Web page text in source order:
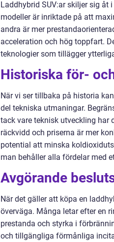
Laddhybrid SUV:ar skiljer sig åt
modeller är inriktade på att
andra är mer
acceleration och hög toppfart.
teknologier som tillägger
Historiska för-
När vi ser tillbaka på historia
del tekniska utmaningar.
tack vare teknisk utveckling har
räckvidd och priserna är mer
potential att minska
man behåller alla fördelar med
Avgörande
När det gäller att köpa en
överväga. Många letar efter en
prestanda och styrka i
och tillgängliga förmånliga